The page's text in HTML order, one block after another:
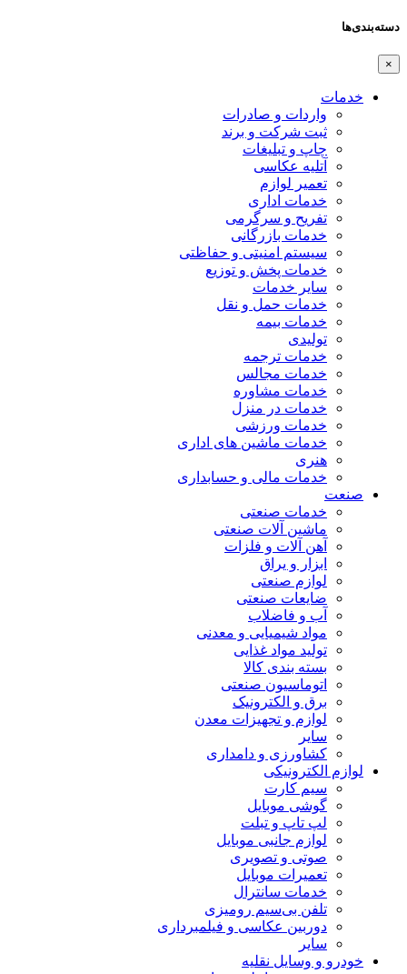
دسته‌بندی‌ها
×
خدمات
واردات و صادرات
ثبت شرکت و برند
چاپ و تبلیغات
آتلیه عکاسی
تعمیر لوازم
خدمات اداری
تفریح و سرگرمی
خدمات بازرگانی
سیستم امنیتی و حفاظتی
خدمات پخش و توزیع
سایر خدمات
خدمات حمل و نقل
خدمات بیمه
تولیدی
خدمات ترجمه
خدمات مجالس
خدمات مشاوره
خدمات در منزل
خدمات ورزشی
خدمات ماشین های اداری
هنری
خدمات مالی و حسابداری
صنعت
خدمات صنعتی
ماشین آلات صنعتی
آهن آلات و فلزات
ابزار و یراق
لوازم صنعتی
ضایعات صنعتی
آب و فاضلاب
مواد شیمیایی و معدنی
تولید مواد غذایی
بسته بندی کالا
اتوماسیون صنعتی
برق و الکترونیک
لوازم و تجهیزات معدن
سایر
کشاورزی و دامداری
لوازم الکترونیکی
سیم کارت
گوشی موبایل
لپ تاپ و تبلت
لوازم جانبی موبایل
صوتی و تصویری
تعمیرات موبایل
خدمات سانترال
تلفن بی‌سیم رومیزی
دوربین عکاسی و فیلمبرداری
سایر
خودرو و وسایل نقلیه